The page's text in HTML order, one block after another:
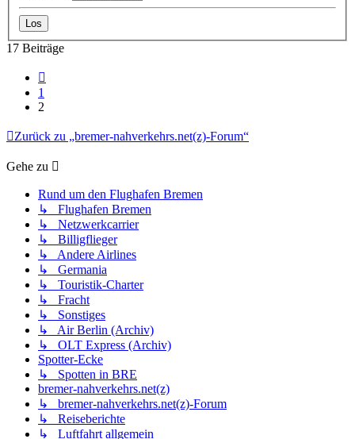
17 Beiträge
1
2
Zurück zu „bremer-nahverkehrs.net(z)-Forum“
Gehe zu
Rund um den Flughafen Bremen
↳ Flughafen Bremen
↳ Netzwerkcarrier
↳ Billigflieger
↳ Andere Airlines
↳ Germania
↳ Touristik-Charter
↳ Fracht
↳ Sonstiges
↳ Air Berlin (Archiv)
↳ OLT Express (Archiv)
Spotter-Ecke
↳ Spotten in BRE
bremer-nahverkehrs.net(z)
↳ bremer-nahverkehrs.net(z)-Forum
↳ Reiseberichte
↳ Luftfahrt allgemein